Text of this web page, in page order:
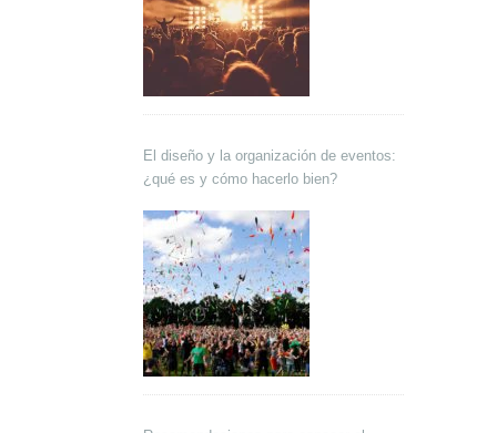
El diseño y la organización de eventos:
¿qué es y cómo hacerlo bien?